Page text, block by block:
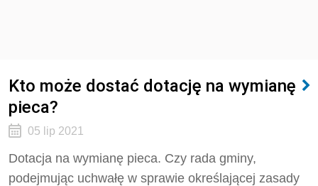
Kto może dostać dotację na wymianę
pieca?
05 lip 2021
Dotacja na wymianę pieca. Czy rada gminy,
podejmując uchwałę w sprawie określającej zasady